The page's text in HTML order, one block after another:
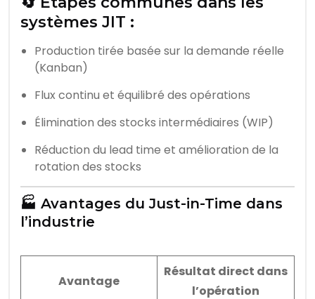
systèmes JIT :
Production tirée basée sur la demande réelle
(Kanban)
Flux continu et équilibré des opérations
Élimination des stocks intermédiaires (WIP)
Réduction du lead time et amélioration de la
rotation des stocks
🏭 Avantages du Just-in-Time dans
l’industrie
Avantage
Résultat direct dans
l’opération